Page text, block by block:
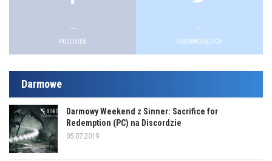
...
POLUBIEŃ
...
OBSERWUJĄCYCH
Darmowe
Darmowy Weekend z Sinner: Sacrifice for
Redemption (PC) na Discordzie
05.07.2019